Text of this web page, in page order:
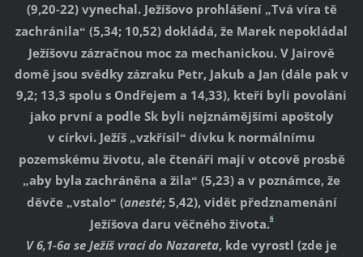
(9,20-22) vynechal. Ježíšovo prohlášení „Tvá víra tě
zachránila“ (5,34; 10,52) dokládá, že Marek nepokládal
Ježíšovu zázračnou moc za mechanickou. V Jairově
domě jsou svědky zázraku Petr, Jakub a Jan (dále pak v
9,2; 13,3 spolu s Ondřejem a 14,33), kteří byli povoláni
jako první a podle Sk byli nejznámějšími apoštoly
v církvi. Ježíš „vzkřísil“ dívku k normálnímu
pozemskému životu, ale čtenáři mají v otcově prosbě
„aby byla zachráněna a žila“ (5,23) a v poznámce, že
děvče „vstalo“ (anesté; 5,42), vidět předznamenání
Ježíšova daru věčného života.6
V 6,1-6a se Ježíš vrací do Nazareta, kde vyrostl (zde je